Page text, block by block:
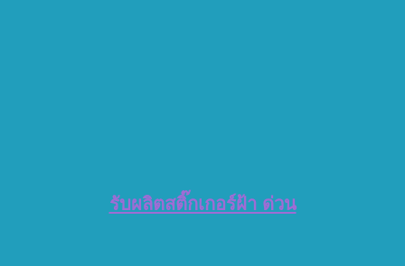
รับผลิตสติ๊กเกอร์ฝ้า ด่วน